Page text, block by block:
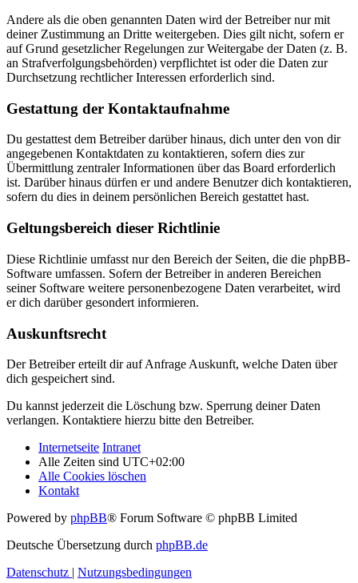
Andere als die oben genannten Daten wird der Betreiber nur mit
deiner Zustimmung an Dritte weitergeben. Dies gilt nicht, sofern er
auf Grund gesetzlicher Regelungen zur Weitergabe der Daten (z. B.
an Strafverfolgungsbehörden) verpflichtet ist oder die Daten zur
Durchsetzung rechtlicher Interessen erforderlich sind.
Gestattung der Kontaktaufnahme
Du gestattest dem Betreiber darüber hinaus, dich unter den von dir
angegebenen Kontaktdaten zu kontaktieren, sofern dies zur
Übermittlung zentraler Informationen über das Board erforderlich
ist. Darüber hinaus dürfen er und andere Benutzer dich kontaktieren,
sofern du dies in deinem persönlichen Bereich gestattet hast.
Geltungsbereich dieser Richtlinie
Diese Richtlinie umfasst nur den Bereich der Seiten, die die phpBB-
Software umfassen. Sofern der Betreiber in anderen Bereichen
seiner Software weitere personenbezogene Daten verarbeitet, wird
er dich darüber gesondert informieren.
Auskunftsrecht
Der Betreiber erteilt dir auf Anfrage Auskunft, welche Daten über
dich gespeichert sind.
Du kannst jederzeit die Löschung bzw. Sperrung deiner Daten
verlangen. Kontaktiere hierzu bitte den Betreiber.
Internetseite Intranet
Alle Zeiten sind UTC+02:00
Alle Cookies löschen
Kontakt
Powered by phpBB® Forum Software © phpBB Limited
Deutsche Übersetzung durch phpBB.de
Datenschutz | Nutzungsbedingungen